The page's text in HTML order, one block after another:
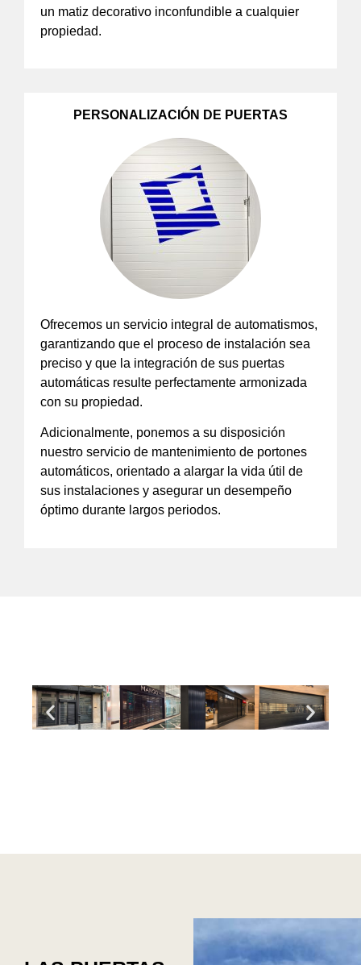
un matiz decorativo inconfundible a cualquier
propiedad.
PERSONALIZACIÓN DE PUERTAS
Ofrecemos un servicio integral de automatismos,
garantizando que el proceso de instalación sea
preciso y que la integración de sus puertas
automáticas resulte perfectamente armonizada
con su propiedad.
Adicionalmente, ponemos a su disposición
nuestro servicio de mantenimiento de portones
automáticos, orientado a alargar la vida útil de
sus instalaciones y asegurar un desempeño
óptimo durante largos periodos.